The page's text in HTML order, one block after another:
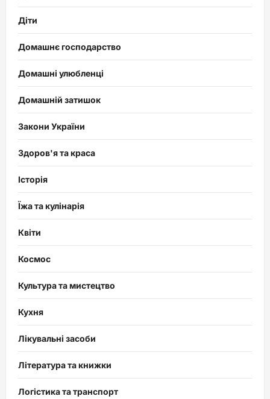
Діти
Домашнє господарство
Домашні улюбленці
Домашній затишок
Закони України
Здоров'я та краса
Історія
Їжа та кулінарія
Квіти
Космос
Культура та мистецтво
Кухня
Лікувальні засоби
Література та книжки
Логістика та транспорт